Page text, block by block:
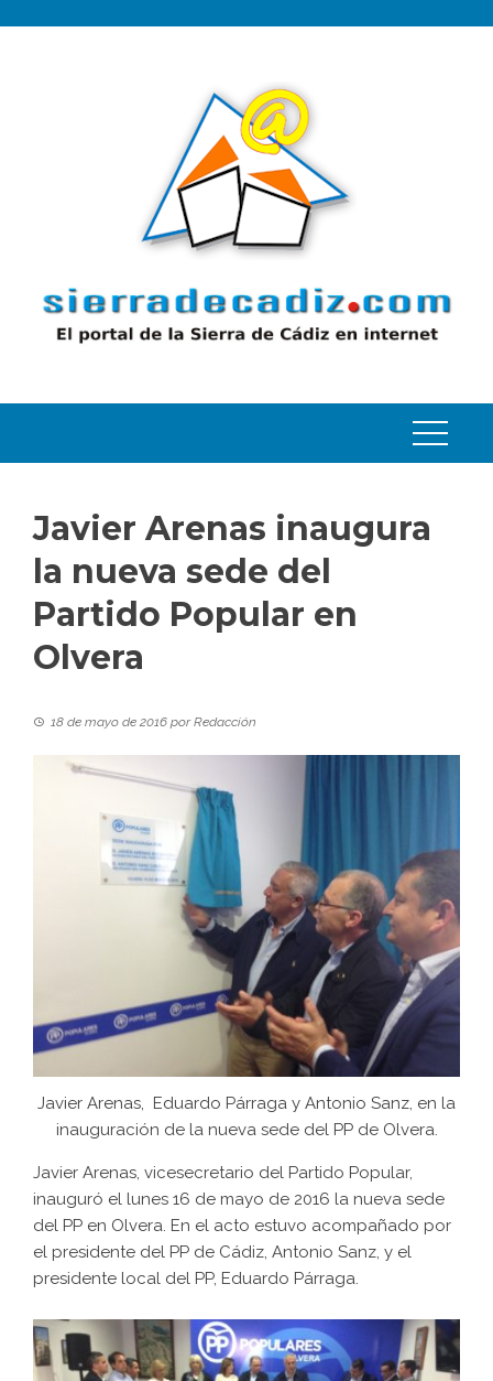
Javier Arenas inaugura
la nueva sede del
Partido Popular en
Olvera
18 de mayo de 2016 porRedacción
Javier Arenas, Eduardo Párraga y Antonio Sanz, en la
inauguración de la nueva sede del PP de Olvera.
Javier Arenas, vicesecretario del Partido Popular,
inauguró el lunes 16 de mayo de 2016 la nueva sede
del PP en Olvera. En el acto estuvo acompañado por
el presidente del PP de Cádiz, Antonio Sanz, y el
presidente local del PP, Eduardo Párraga.